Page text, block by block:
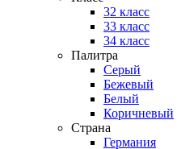
32 класс
33 класс
34 класс
Палитра
Серый
Бежевый
Белый
Коричневый
Страна
Германия